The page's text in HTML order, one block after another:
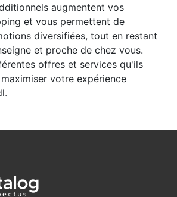
augmentent vos
et vous permettent de
diversifiées, tout en restant
et proche de chez vous.
offres et services qu'ils
votre expérience